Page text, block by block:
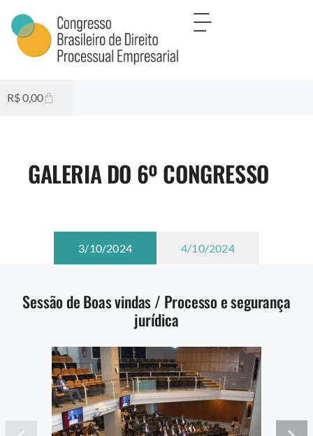
R$0,00
GALERIA DO 6º CONGRESSO
3/10/2024 4/10/2024
Sessão de Boas vindas / Processo e segurança
jurídica